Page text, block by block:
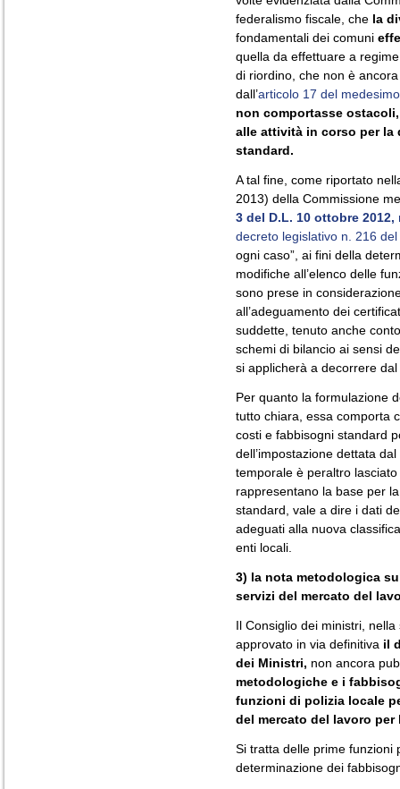
federalismo fiscale, che la
fondamentali dei comuni
quella da effettuare a
di riordino, che non è
dall’articolo 17 del
non comportasse ostacoli,
alle attività in corso per la
standard.
A tal fine, come riportato
2013) della Commissione
3 del D.L. 10 ottobre 2012,
decreto legislativo n. 216
ogni caso”, ai fini della
modifiche all’elenco delle
sono prese in
all’adeguamento dei
suddette, tenuto anche
schemi di bilancio ai sensi
si applicherà a decorrere
Per quanto la formulazione
tutto chiara, essa comporta
costi e fabbisogni standard
dell’impostazione dettata
temporale è peraltro
rappresentano la base per
standard, vale a dire i dati
adeguati alla nuova
enti locali.
3) la nota metodologica
servizi del mercato del
Il Consiglio dei ministri,
approvato in via definitiva il
dei Ministri, non ancora
metodologiche e i
funzioni di polizia locale
del mercato del lavoro per
Si tratta delle prime funzioni
determinazione dei